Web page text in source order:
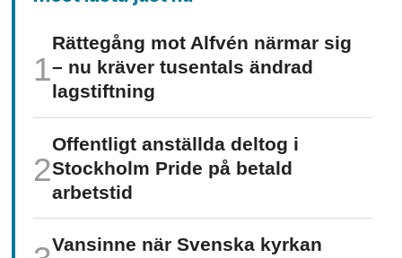
Rättegång mot Alfvén närmar sig
– nu kräver tusentals ändrad
lagstiftning
Offentligt anställda deltog i
Stockholm Pride på betald
arbetstid
Vansinne när Svenska kyrkan